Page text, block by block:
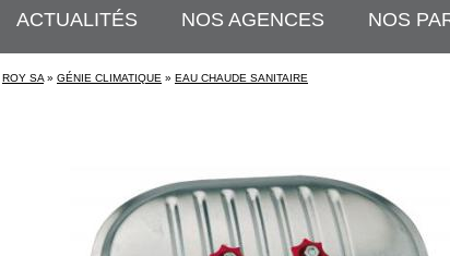
ACTUALITÉS NOS AGENCES NOS
ROY SA » GÉNIE CLIMATIQUE » EAU CHAUDE SANITAIRE